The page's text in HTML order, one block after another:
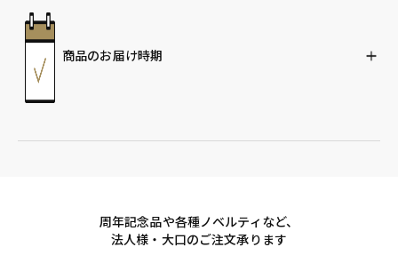
商品のお届け時期
周年記念品や各種ノベルティなど、
法人様・大口のご注文承ります